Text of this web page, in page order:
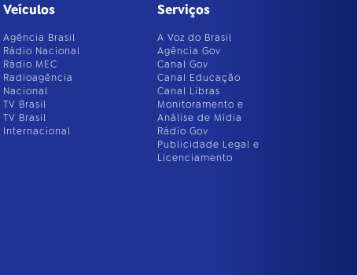
Veículos
Agência Brasil
Rádio Nacional
Rádio MEC
Radioagência
Nacional
TV Brasil
TV Brasil
Internacional
Serviços
A Voz do Brasil
Agência Gov
Canal Gov
Canal Educação
Canal Libras
Monitoramento e
Análise de Mídia
Rádio Gov
Publicidade Legal e
Licenciamento